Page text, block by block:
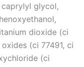
glycol,
dioxide (ci
(ci 77491, ci
(ci